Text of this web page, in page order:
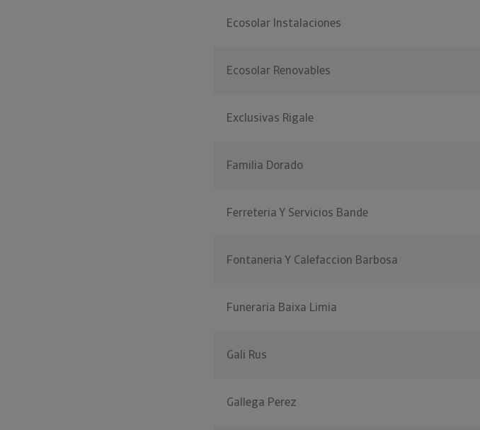
Ecosolar Instalaciones
Ecosolar Renovables
Exclusivas Rigale
Familia Dorado
Ferreteria Y Servicios Bande
Fontaneria Y Calefaccion Barbosa
Funeraria Baixa Limia
Gali Rus
Gallega Perez